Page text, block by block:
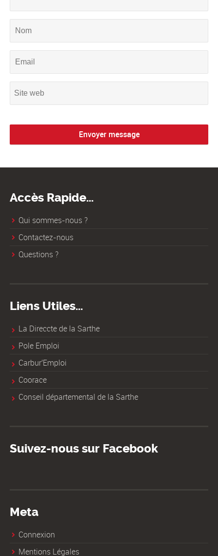
Accès Rapide…
Qui sommes-nous ?
Contactez-nous
Questions ?
Liens Utiles…
La Direccte de la Sarthe
Pole Emploi
Carbur'Emploi
Coorace
Conseil départemental de la Sarthe
Suivez-nous sur Facebook
Meta
Connexion
Mentions Légales